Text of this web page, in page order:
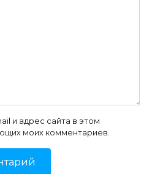
и адрес сайта в этом
моих комментариев.